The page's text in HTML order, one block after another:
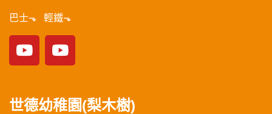
巴士⬎ 輕鐵⬎
世德幼稚園(梨木樹)